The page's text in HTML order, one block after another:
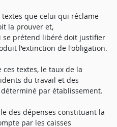
que celui qui réclame
la prouver et,
prétend libéré doit justifier
l'extinction de l'obligation.
textes, le taux de la
du travail et des
par établissement.
des dépenses constituant la
par les caisses